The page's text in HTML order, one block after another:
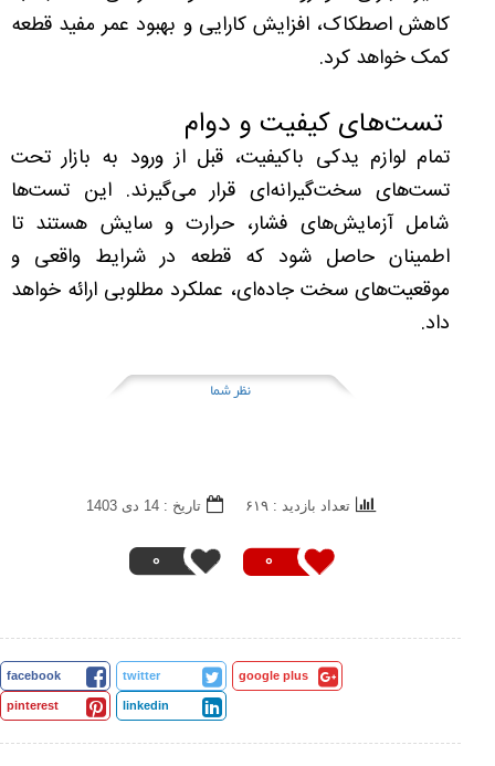
کاهش اصطکاک، افزایش کارایی و بهبود عمر مفید قطعه
کمک خواهد کرد.
تست‌های کیفیت و دوام
تمام لوازم یدکی با‌کیفیت، قبل از ورود به بازار تحت
تست‌های سخت‌گیرانه‌ای قرار می‌گیرند. این تست‌ها
شامل آزمایش‌های فشار، حرارت و سایش هستند تا
اطمینان حاصل شود که قطعه در شرایط واقعی و
موقعیت‌های سخت جاده‌ای، عملکرد مطلوبی ارائه خواهد
داد.
نظر شما
0
0
تعداد بازدید : ۶۱۹ تاريخ : 14 دی 1403
facebook twitter google plus
pinterest linkedin